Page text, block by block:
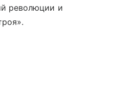
революции и